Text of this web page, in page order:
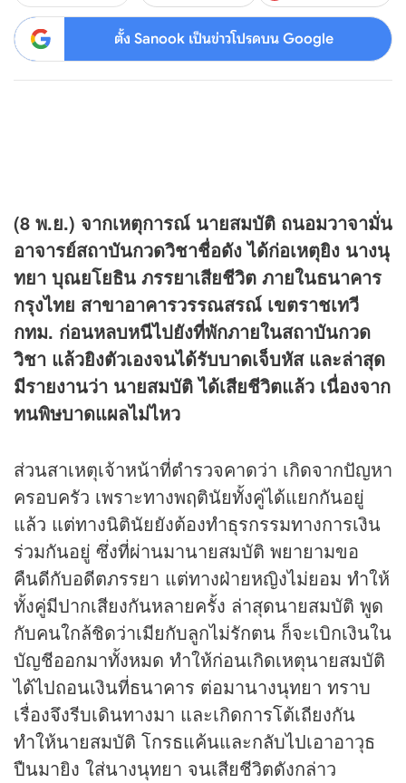
ตั้ง Sanook เป็นข่าวโปรดบน Google
(8 พ.ย.) จากเหตุการณ์ นายสมบัติ ถนอมวาจามั่น
อาจารย์สถาบันกวดวิชาชื่อดัง ได้ก่อเหตุยิง นางนุ
ทยา บุณยโยธิน ภรรยาเสียชีวิต ภายในธนาคาร
กรุงไทย สาขาอาคารวรรณสรณ์ เขตราชเทวี
กทม. ก่อนหลบหนีไปยังที่พักภายในสถาบันกวด
วิชา แล้วยิงตัวเองจนได้รับบาดเจ็บหัส และล่าสุด
มีรายงานว่า นายสมบัติ ได้เสียชีวิตแล้ว เนื่องจาก
ทนพิษบาดแผลไม่ไหว
ส่วนสาเหตุเจ้าหน้าที่ตำรวจคาดว่า เกิดจากปัญหา
ครอบครัว เพราะทางพฤตินัยทั้งคู่ได้แยกกันอยู่
แล้ว แต่ทางนิตินัยยังต้องทำธุรกรรมทางการเงิน
ร่วมกันอยู่ ซึ่งที่ผ่านมานายสมบัติ พยายามขอ
คืนดีกับอดีตภรรยา แต่ทางฝ่ายหญิงไม่ยอม ทำให้
ทั้งคู่มีปากเสียงกันหลายครั้ง ล่าสุดนายสมบัติ พูด
กับคนใกล้ชิดว่าเมียกับลูกไม่รักตน ก็จะเบิกเงินใน
บัญชีออกมาทั้งหมด ทำให้ก่อนเกิดเหตุนายสมบัติ
ได้ไปถอนเงินที่ธนาคาร ต่อมานางนุทยา ทราบ
เรื่องจึงรีบเดินทางมา และเกิดการโต้เถียงกัน
ทำให้นายสมบัติ โกรธแค้นและกลับไปเอาอาวุธ
ปืนมายิง ใส่นางนุทยา จนเสียชีวิตดังกล่าว